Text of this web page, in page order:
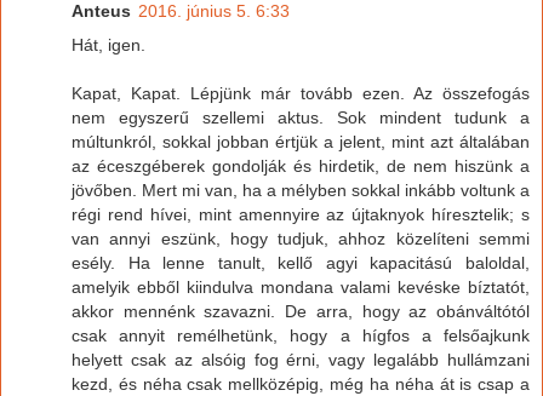
Anteus 2016. június 5. 6:33
Hát, igen.
Kapat, Kapat. Lépjünk már tovább ezen. Az összefogás
nem egyszerű szellemi aktus. Sok mindent tudunk a
múltunkról, sokkal jobban értjük a jelent, mint azt általában
az éceszgéberek gondolják és hirdetik, de nem hiszünk a
jövőben. Mert mi van, ha a mélyben sokkal inkább voltunk a
régi rend hívei, mint amennyire az újtaknyok híresztelik; s
van annyi eszünk, hogy tudjuk, ahhoz közelíteni semmi
esély. Ha lenne tanult, kellő agyi kapacitású baloldal,
amelyik ebből kiindulva mondana valami kevéske bíztatót,
akkor mennénk szavazni. De arra, hogy az obánváltótól
csak annyit remélhetünk, hogy a hígfos a felsőajkunk
helyett csak az alsóig fog érni, vagy legalább hullámzani
kezd, és néha csak mellközépig, még ha néha át is csap a